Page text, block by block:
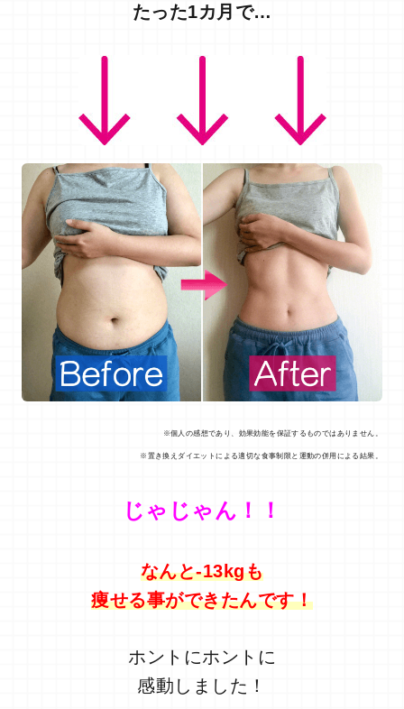
たった1カ月で…
※個人の感想であり、効果効能を保証するものではありません。
※置き換えダイエットによる適切な食事制限と運動の併用による結果。
じゃじゃん！！
なんと-13kgも
痩せる事ができたんです！
ホントにホントに
感動しました！